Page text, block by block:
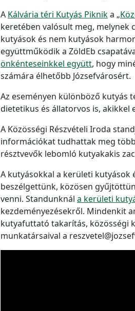
A Kálvária téri Kutyás Piknika „
keretében valósult meg, melynek
kutyások és nem kutyások
együttműködik a ZöldEb
önkénteseinkkel együtt, hogy
számára élhetőbb Józsefvárosért.
Az eseményen különböző kutyás
dietetikus és állatorvos is, akikkel
A Közösségi Részvételi Iroda
információkat tudhattak meg
résztvevők lebomló kutyakakis
A kutyásokkal a kerületi
beszélgettünk, közösen
venni. Standunknál a kerületi
kezdeményezésekről. Mindenkit
kutyafuttató takarítás, közösségi
munkatársaival a